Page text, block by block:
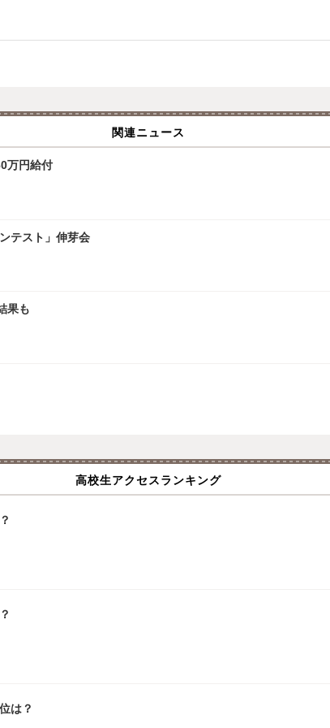
関連ニュース
万円給付
テスト」伸芽会
果も
高校生アクセスランキング
は？